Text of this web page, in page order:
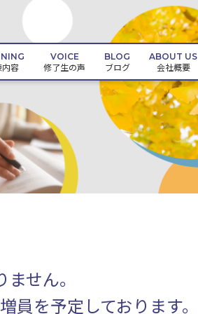
容 修了生の声
VOICE
ブログ
BLOG
会社概要
ABOUT US
せん。
を予定しております。